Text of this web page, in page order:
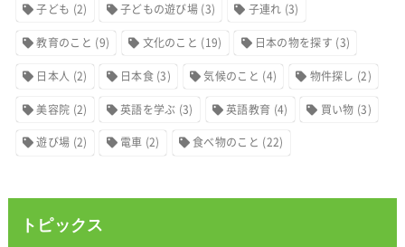
子ども (2) 子どもの遊び場 (3) 子連れ (3)
教育のこと (9) 文化のこと (19) 日本の物を探す (3)
日本人 (2) 日本食(3) 気候のこと (4) 物件探し (2)
美容院 (2) 英語を学ぶ (3) 英語教育 (4) 買い物 (3)
遊び場 (2) 電車 (2) 食べ物のこと (22)
トピックス